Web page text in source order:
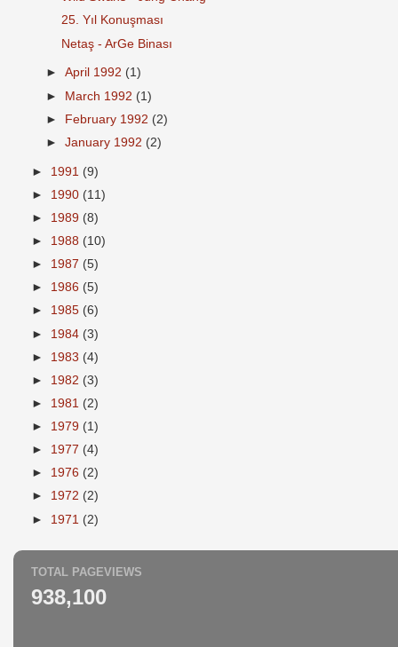
25. Yıl Konuşması
Netaş - ArGe Binası
►April 1992 (1)
► March 1992 (1)
► February 1992 (2)
►January 1992 (2)
► 1991 (9)
► 1990 (11)
► 1989 (8)
► 1988 (10)
► 1987 (5)
► 1986 (5)
► 1985 (6)
► 1984 (3)
► 1983 (4)
► 1982 (3)
► 1981 (2)
► 1979 (1)
► 1977 (4)
► 1976 (2)
► 1972 (2)
► 1971 (2)
TOTAL PAGEVIEWS
938,100